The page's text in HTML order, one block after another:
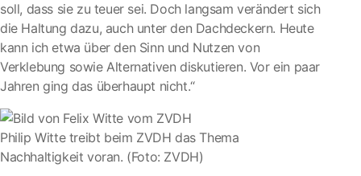
soll, dass sie zu teuer sei. Doch langsam verändert sich
die Haltung dazu, auch unter den Dachdeckern. Heute
kann ich etwa über den Sinn und Nutzen von
Verklebung sowie Alternativen diskutieren. Vor ein paar
Jahren ging das überhaupt nicht.“
Philip Witte treibt beim ZVDH das Thema
Nachhaltigkeit voran. (Foto: ZVDH)